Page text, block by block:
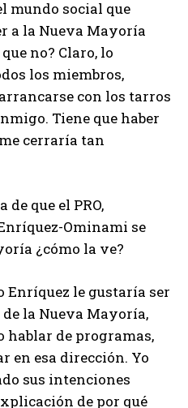
mundo social que
a la Nueva Mayoría
no? Claro, lo
los miembros,
con los tarros
Tiene que haber
cerraría tan
que el PRO,
Ominami se
¿cómo la ve?
Enríquez le gustaría ser
la Nueva Mayoría,
hablar de programas,
en esa dirección. Yo
sus intenciones
de por qué